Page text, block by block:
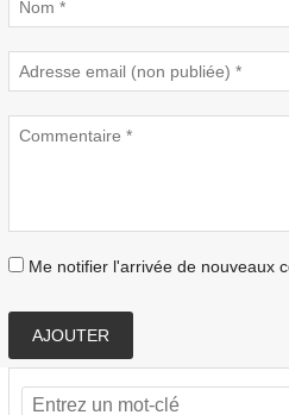
Me notifier l'arrivée de nouveaux
AJOUTER